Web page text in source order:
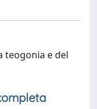
teogonia e del